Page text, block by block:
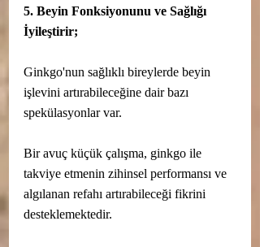
5. Beyin Fonksiyonunu ve Sağlığı
İyileştirir;
Ginkgo'nun sağlıklı bireylerde beyin
işlevini artırabileceğine dair bazı
spekülasyonlar var.
Bir avuç küçük çalışma, ginkgo ile
takviye etmenin zihinsel performansı ve
algılanan refahı artırabileceği fikrini
desteklemektedir.